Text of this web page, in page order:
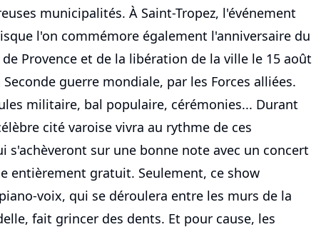
municipalités. À Saint-Tropez, l'événement
l'on commémore également l'anniversaire du
Provence et de la libération de la ville le 15 août
Seconde guerre mondiale, par les Forces alliées.
militaire, bal populaire, cérémonies... Durant
cité varoise vivra au rythme de ces
s'achèveront sur une bonne note avec un concert
entièrement gratuit. Seulement, ce show
voix, qui se déroulera entre les murs de la
fait grincer des dents. Et pour cause, les